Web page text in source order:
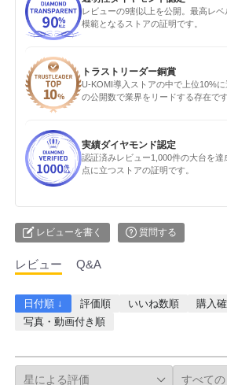
レビューの9割以上を公開。最高レベ
模範となるストアの証明です。
トラストリーダー銅賞
U-KOMI導入ストアの中で上位10%
の公開数で業界をリードする存在です
実績ダイヤモンド認定
認証済みレビュー1,000件の大台を
点に立つストアの証明です。
レビューを書く 質問する
レビュー Q&A
日付順 ↓ 評価順 いいね数順 購入
写真・動画付き順